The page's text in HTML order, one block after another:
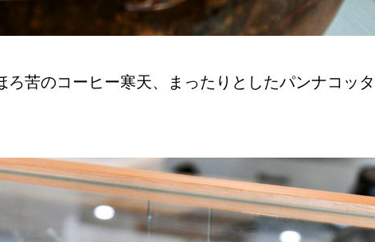
苦のコーヒー寒天、まったりとしたパンナコッ